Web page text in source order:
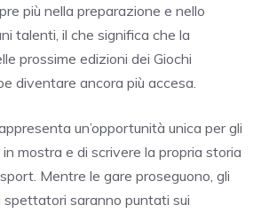
più nella preparazione e nello
talenti, il che significa che la
prossime edizioni dei Giochi
diventare ancora più accesa.
un’opportunità unica per gli
mostra e di scrivere la propria storia
Mentre le gare proseguono, gli
spettatori saranno puntati sui